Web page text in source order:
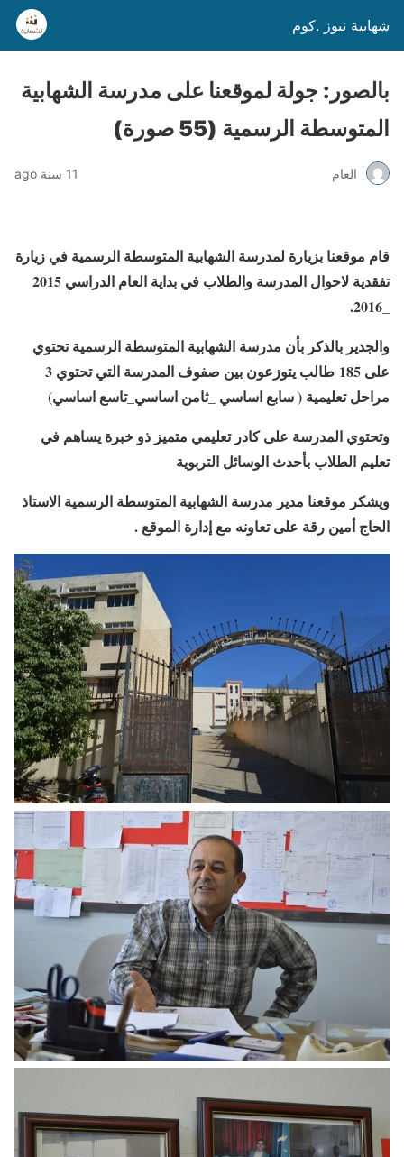
شهابية نيوز .كوم
بالصور: جولة لموقعنا على مدرسة الشهابية
المتوسطة الرسمية (55 صورة)
العام 11 سنة ago
قام موقعنا بزيارة لمدرسة الشهابية المتوسطة الرسمية في زيارة
تفقدية لاحوال المدرسة والطلاب في بداية العام الدراسي 2015
والجدير بالذكر بأن مدرسة الشهابية المتوسطة الرسمية تحتوي
على 185 طالب يتوزعون بين صفوف المدرسة التي تحتوي 3
مراحل تعليمية ( سابع اساسي _ثامن اساسي_تاسع اساسي)
وتحتوي المدرسة على كادر تعليمي متميز ذو خبرة يساهم في
تعليم الطلاب بأحدث الوسائل التربوية
ويشكر موقعنا مدير مدرسة الشهابية المتوسطة الرسمية الاستاذ
الحاج أمين رقة على تعاونه مع إدارة الموقع .